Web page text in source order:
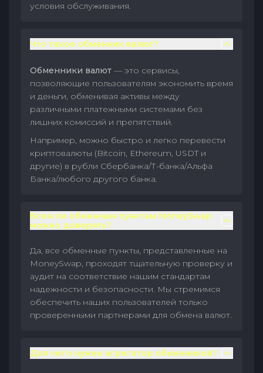
условия обслуживания.
Что такое обменник валют?
Обменники валют — это сервисы,
позволяющие пользователям экономить время
и деньги, обменивая активы между
различными платежными системами без
лишних комиссий и препятствий.
Например, можно быстро и легко перевести
криптовалюты (Bitcoin, Ethereum, USDT и
другие) в рубли Сбербанка/Т-банка/Альфа
Банка/любого другого банка.
Всем ли обменным пунктам MoneySwap
можно доверять?
Да, все обменные пункты, представленные на
MoneySwap, проходят тщательную проверку и
аудит на соответствие нашим стандартам
надежности и безопасности. Мы стремимся
обеспечить наших пользователей только
проверенными партнерами для обмена валют.
Для чего нужен агрегатор обменников?